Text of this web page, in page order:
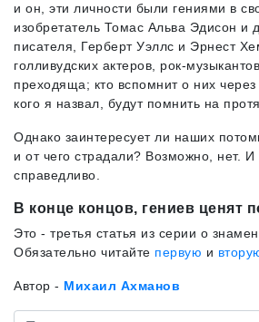
и он, эти личности были гениями в
изобретатель Томас Альва Эдисон и
писателя, Герберт Уэллс и Эрнест
голливудских актеров, рок-
преходяща; кто вспомнит о них через
кого я назвал, будут помнить на
Однако заинтересует ли наших
и от чего страдали? Возможно, нет. И
справедливо.
В конце концов, гениев ценят
Это - третья статья из серии о
Обязательно читайте первую и
Автор - Михаил Ахманов